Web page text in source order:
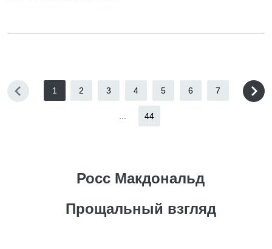
1 2 3 4 5 6 7
44
Росс Макдональд
Прощальный взгляд